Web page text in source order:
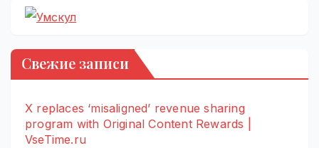
Свежие записи
X replaces ‘misaligned’ revenue sharing
program with Original Content Rewards |
VseTime.ru